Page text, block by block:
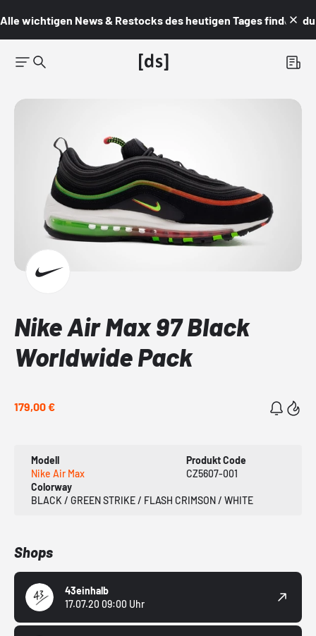
Alle wichtigen News & Restocks des heutigen Tages findest du
Nike Air Max 97 Black
Worldwide Pack
179,00 €
Modell
Nike Air Max
Produkt Code
CZ5607-001
Colorway
BLACK / GREEN STRIKE / FLASH CRIMSON / WHITE
Shops
43einhalb
17.07.20 09:00 Uhr